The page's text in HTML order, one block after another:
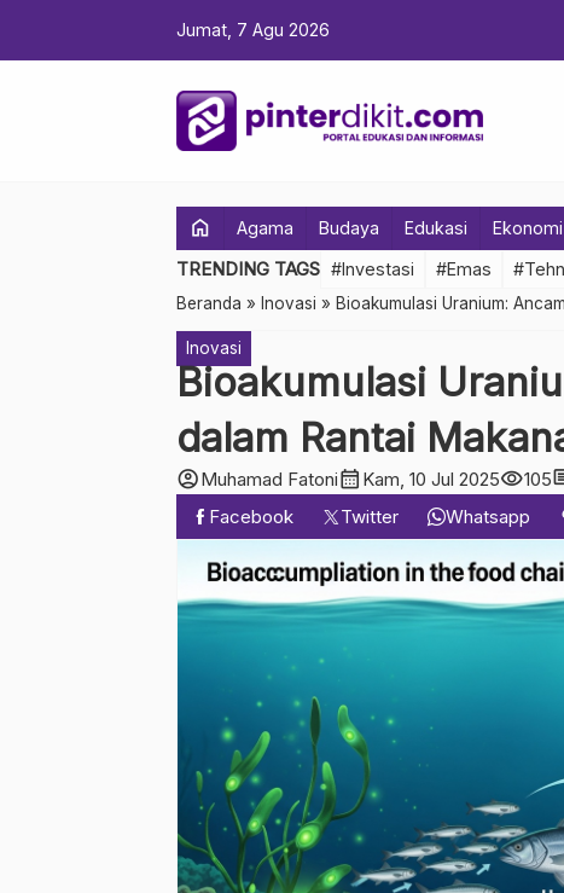
Jumat, 7 Agu 2026
home Agama Budaya Edukasi Ekonomi
TRENDING TAGS #Investasi #Emas
Beranda » Inovasi » Bioakumulasi Uranium:
Inovasi
Bioakumulasi
dalam Rantai
account_circleMuhamad Fatonicalendar_month Kam, 10 Jul 2025visibility105
Facebook
Twitter Whatsapp